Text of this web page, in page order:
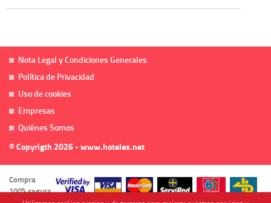
Nota Legal y Condiciones Generales
Política de Privacidad
Uso de cookies
Empresas
Quiénes Somos
© Copyrigth 2026 - www.hoteles.net
Compra
100% segura